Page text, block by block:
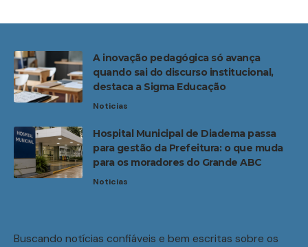
A inovação pedagógica só avança
quando sai do discurso institucional,
destaca a Sigma Educação
Noticias
Hospital Municipal de Diadema passa
para gestão da Prefeitura: o que muda
para os moradores do Grande ABC
Noticias
Buscando notícias confiáveis e bem escritas sobre os